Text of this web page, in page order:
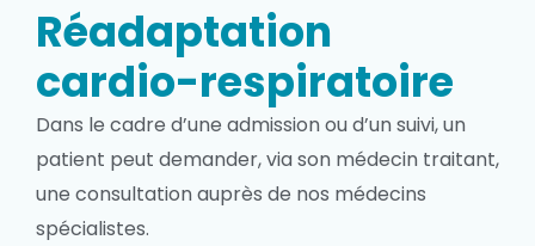
Réadaptation
cardio-respiratoire
Dans le cadre d’une admission ou d’un suivi, un
patient peut demander, via son médecin traitant,
une consultation auprès de nos médecins
spécialistes.